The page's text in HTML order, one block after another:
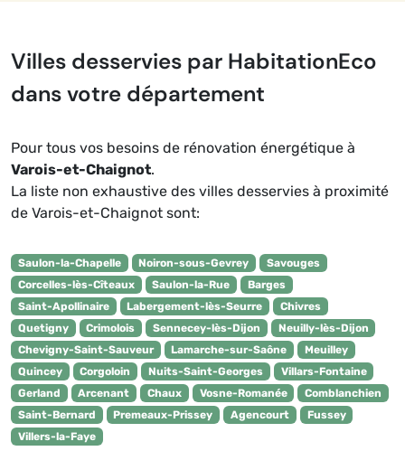
Villes desservies par HabitationEco
dans votre département
Pour tous vos besoins de rénovation énergétique à
Varois-et-Chaignot.
La liste non exhaustive des villes desservies à proximité
de Varois-et-Chaignot sont:
Saulon-la-Chapelle Noiron-sous-Gevrey
Savouges
Corcelles-lès-Cîteaux
Saulon-la-Rue
Barges
Saint-Apollinaire
Labergement-lès-Seurre
Chivres
Quetigny
Crimolois Sennecey-lès-Dijon
Neuilly-lès-Dijon
Chevigny-Saint-Sauveur
Lamarche-sur-Saône
Meuilley
Quincey
Corgoloin Nuits-Saint-Georges
Villars-Fontaine
Gerland
Arcenant Chaux Vosne-Romanée
Comblanchien
Saint-Bernard
Premeaux-Prissey Agencourt
Fussey
Villers-la-Faye